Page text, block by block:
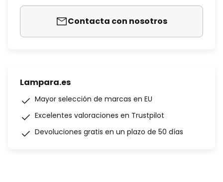
Contacta con nosotros
Lampara.es
Mayor selección de marcas en EU
Excelentes valoraciones en Trustpilot
Devoluciones gratis en un plazo de 50 días